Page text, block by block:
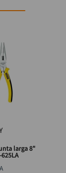
larga 8"
625LA